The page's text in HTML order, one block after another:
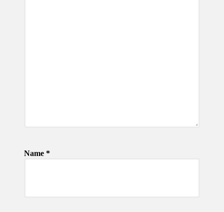
Name *